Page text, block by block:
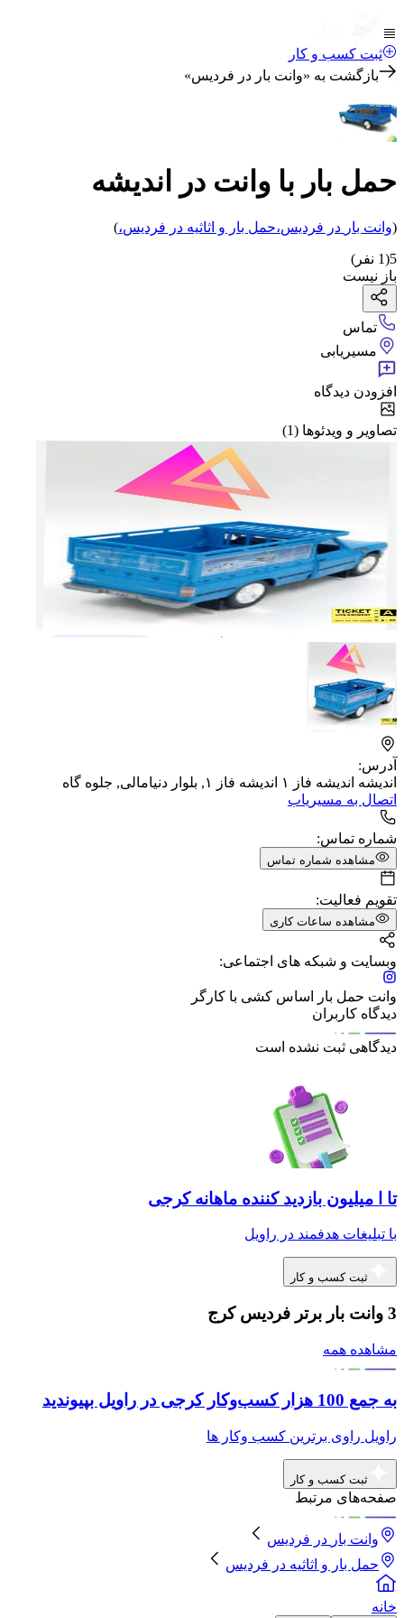
ثبت کسب و کار
بازگشت به «وانت بار در فردیس»
حمل بار با وانت در اندیشه
(وانت بار در فردیس،حمل بار و اثاثیه در فردیس،)
5
(
1 نفر)
باز نیست
تماس
مسیریابی
افزودن دیدگاه
تصاویر و ویدئوها (1)
آدرس:
اندیشه اندیشه فاز ۱ اندیشه فاز ۱, بلوار دنیامالی, جلوه گاه
اتصال به مسیریاب
شماره تماس:
مشاهده شماره تماس
تقویم فعالیت:
مشاهده ساعات کاری
وبسایت و شبکه های اجتماعی:
وانت حمل بار اساس کشی با کارگر
دیدگاه کاربران
دیدگاهی ثبت نشده است
تا ا میلیون بازدید کننده ماهانه کرجی
با تبلیغات هدفمند در راویل
ثبت کسب و کار
3 وانت بار برتر فردیس کرج
مشاهده همه
به جمع 100 هزار کسب‌وکار کرجی در راویل بپیوندید
راویل راوی برترین کسب وکار ها
ثبت کسب و کار
صفحه‌های مرتبط
وانت بار در فردیس
حمل بار و اثاثیه در فردیس
خانه